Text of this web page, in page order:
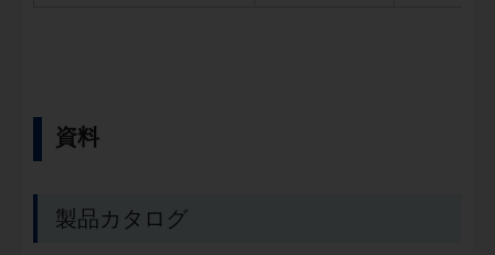
資料
製品カタログ